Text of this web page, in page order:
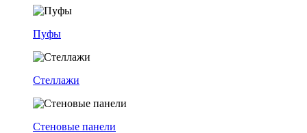
Пуфы
Стеллажи
Стеновые панели